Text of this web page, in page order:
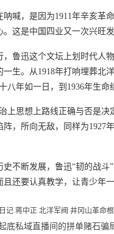
呐喊，是因为1911年辛亥革
。这是中国四业又一次兴旺
，鲁迅这个文坛上划时代人
一生。从1918年打响埋葬北
八年如一日，到1936年生命
上思想上路线正确与否是
阵，所向无敌，同样为1927
史不断发展，鲁迅“韧的战
且还要认真教学，让青少年
记 蒋中正 北洋军阀 井冈山革命
底私域直播间的拼单赌石骗